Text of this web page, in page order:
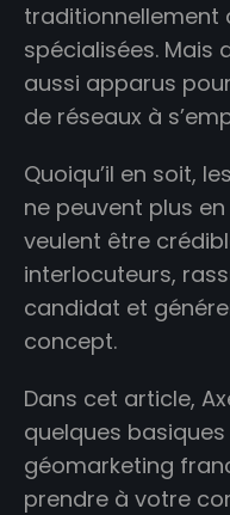
traditionnellement
spécialisées. Mais
aussi apparus
de réseaux à
Quoiqu’il en soit,
ne peuvent plus
veulent être
interlocuteurs,
candidat et
concept.
Dans cet article,
quelques
géomarketing
prendre à votre